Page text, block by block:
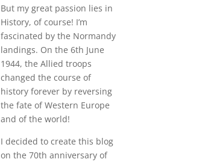
But my great passion lies in
History, of course! I’m
fascinated by the Normandy
landings. On the 6th June
1944, the Allied troops
changed the course of
history forever by reversing
the fate of Western Europe
and of the world!
I decided to create this blog
on the 70th anniversary of